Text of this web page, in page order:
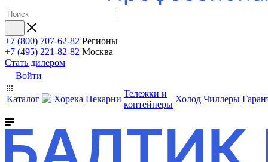
+7 (800) 707-62-82 Регионы
+7 (495) 221-82-82 Москва
Стать дилером
Войти
Каталог Хорека Пекарни
Тележки и
контейнеры
Холод Чиллеры